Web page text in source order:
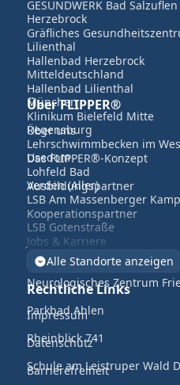
Herzebrock
Lilienthal
Mitteldeutschland
München
Regensburg
Usedom
Verden (Aller)
Alle Standorte anzeigen
GESUNDWERK Bad Salzuflen
Gräfliches
Hallenbad Herzebrock
Hallenbad Lilienthal
Klinikum Bielefeld Mitte
Lehrschwimmbecken im
Lohfeld Bad
LSB Am Massenberger Kamp
LSB Gotenstraße
LWL Klinikum Gütersloh
Neurologisches Zentrum
Parkbad Ahlen
Rheinblick 741
Schule am Leistruper Wald
Über FLIPPER®
Über uns
Das FLIPPER®-Konzept
Ausbildungspartner
Kooperationspartner
Jobs & Karriere
Rechtliche Links
Impressum
Datenschutz
Barrierefreiheit